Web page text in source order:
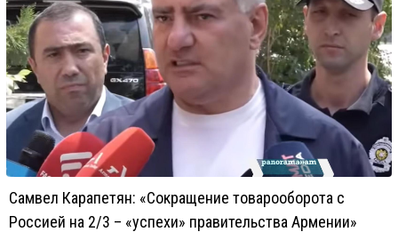
Самвел Карапетян: «Сокращение товарооборота с
Россией на 2/3 – «успехи» правительства Армении»